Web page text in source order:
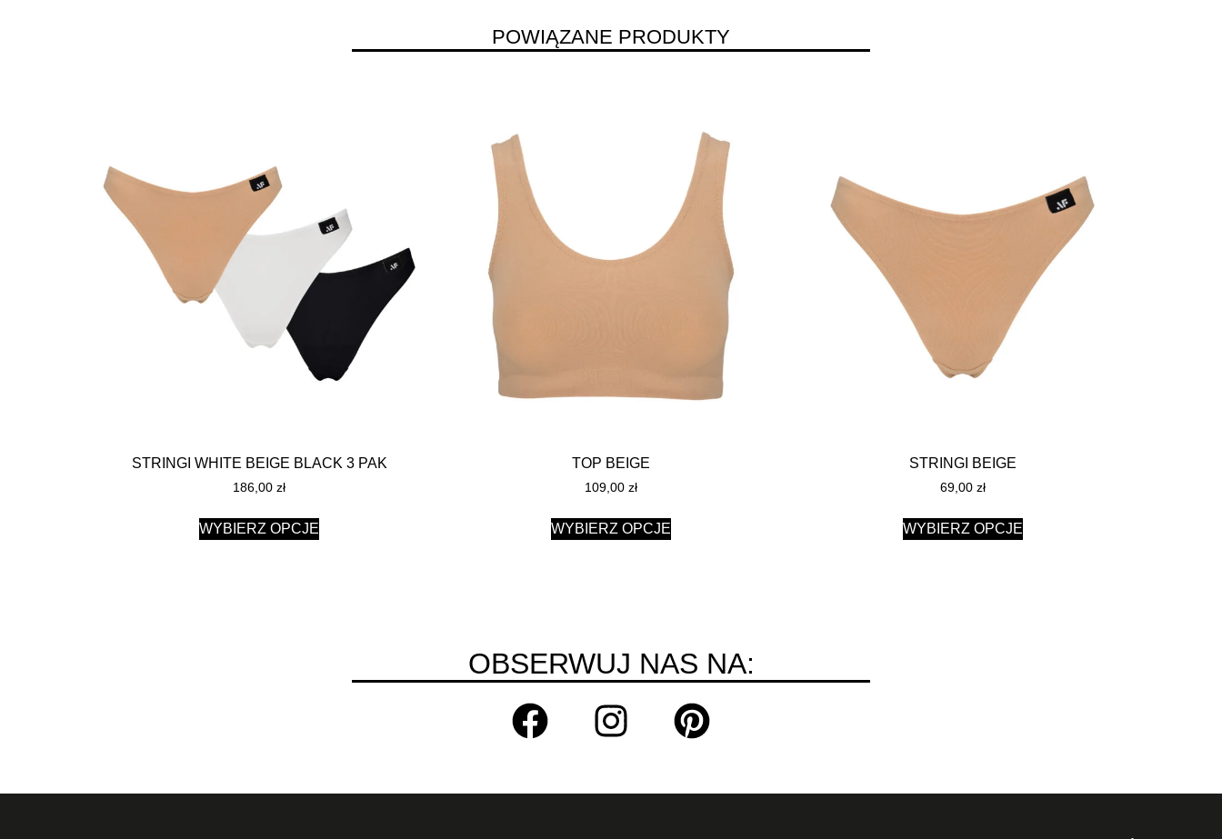
POWIĄZANE PRODUKTY
STRINGI WHITE BEIGE BLACK 3 PAK
186,00zł
WYBIERZ OPCJE
TOP BEIGE
109,00 zł
WYBIERZ OPCJE
STRINGI BEIGE
69,00 zł
WYBIERZ OPCJE
OBSERWUJ NAS NA: